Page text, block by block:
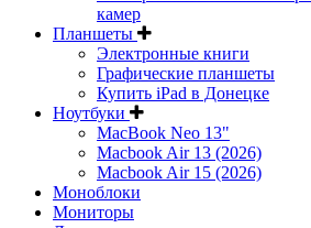
камер
Планшеты
Электронные книги
Графические планшеты
Купить iPad в Донецке
Ноутбуки
MacBook Neo 13"
Macbook Air 13 (2026)
Macbook Air 15 (2026)
Моноблоки
Мониторы